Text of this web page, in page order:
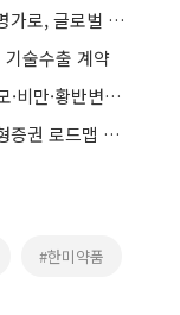
한미약품, 릴리에 1.9조 기술수출…신약 명가로, 글로벌 R&D 기술력 입증
술수출 계약
하나 "올릭스, 로레알 전략투자 유치…탈모·비만·황반변성 모멘텀 부각"
STO 하위법규 예상안, 풀링·거래한도·정형증권 로드맵 제시
#한미약품